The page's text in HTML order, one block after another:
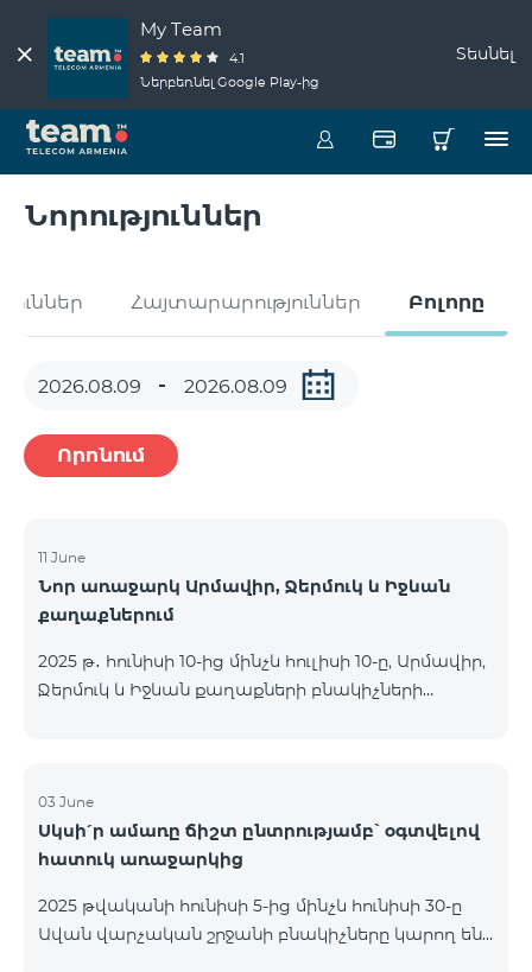
My Team
4.1
Ներբեռնել Google Play-ից
Տեսնել
Նորություններ
Հայտարարություններ Բոլորը
Որոնում
11 June
Նոր առաջարկ Արմավիր, Ջերմուկ և Իջևան
քաղաքներում
2025 թ․ հունիսի 10-ից մինչև հուլիսի 10-ը, Արմավիր,
Ջերմուկ և Իջևան քաղաքների բնակիչների
9900 Regional Ակցիայի շրջանակում
առաջարկվում է 50% զեղչ առաջին 6 ամիսների
համար, 12 ամիս բաժանորդագրության դեպքում։
ներառումներին մանրամասն ծանոթանալու
համար կարող եք անցնել հետևյալ հղմամբ՝
03 June
Սկսի՛ր ամառը ճիշտ ընտրությամբ՝ օգտվելով
հատուկ առաջարկից
2025 թվականի հունիսի 5-ից մինչև հունիսի 30-ը
Ավան վարչական շրջանի բնակիչները կարող են